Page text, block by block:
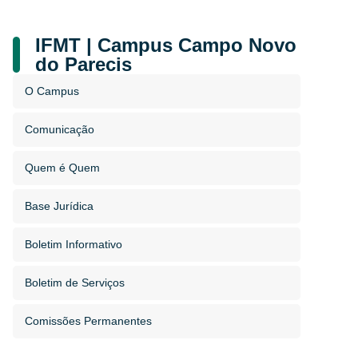
IFMT | Campus Campo Novo
do Parecis
O Campus
Comunicação
Quem é Quem
Base Jurídica
Boletim Informativo
Boletim de Serviços
Comissões Permanentes